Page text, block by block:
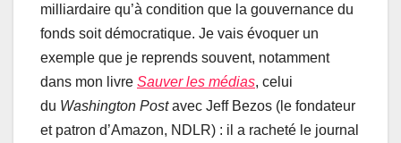
milliardaire qu’à condition que la gouvernance du
fonds soit démocratique. Je vais évoquer un
exemple que je reprends souvent, notamment
dans mon livre Sauver les médias, celui
du Washington Postavec Jeff Bezos (le fondateur
et patron d’Amazon, NDLR) : il a racheté le journal